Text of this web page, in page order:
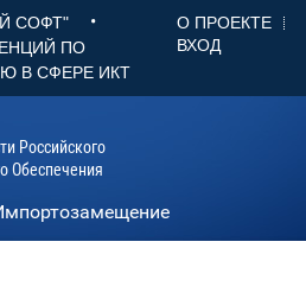
СОФТ" •
ПО
В СФЕРЕ ИКТ
О ПРОЕКТЕ
ВХОД
Российского
Обеспечения